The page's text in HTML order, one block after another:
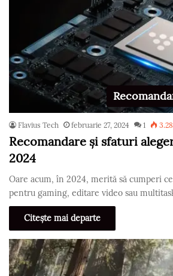
Flavius Tech februarie 27, 2024 1
Recomandare și sfaturi
2024
Oare acum, în 2024, merită să cumperi
pentru gaming, editare video sau
Citește mai departe